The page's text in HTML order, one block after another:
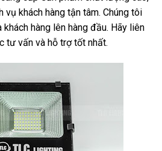
vụ khách hàng tận tâm. Chúng tôi
hàng lên hàng đầu. Hãy liên
tư vấn và hỗ trợ tốt nhất.